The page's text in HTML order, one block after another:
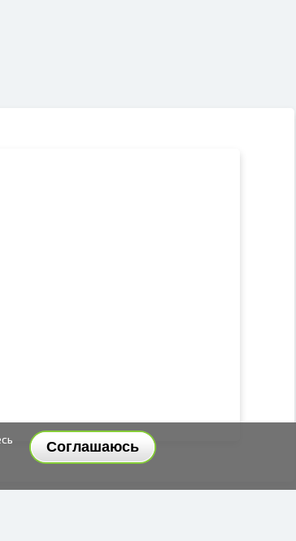
Соглашаюсь